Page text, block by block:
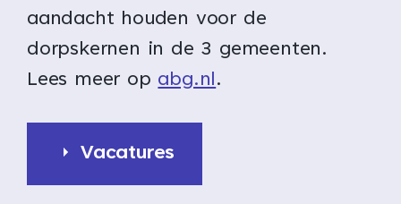
aandacht houden voor de
dorpskernen in de 3 gemeenten.
Lees meer op abg.nl.
Vacatures